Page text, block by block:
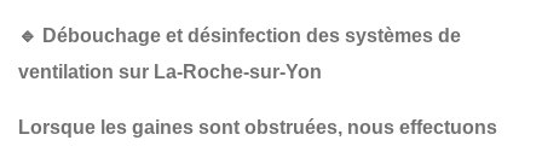
🔹 Débouchage et désinfection des systèmes de
ventilation sur La-Roche-sur-Yon
Lorsque les gaines sont obstruées, nous effectuons